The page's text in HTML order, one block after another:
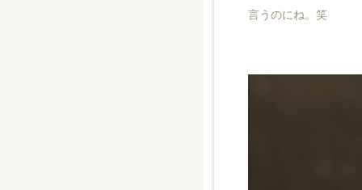
言うのにね。笑